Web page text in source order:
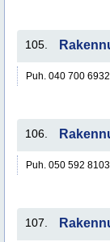
105.
Puh. 040 700 6932
106.
Puh. 050 592 8103
107.